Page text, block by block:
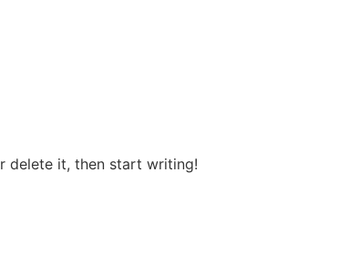
delete it, then start writing!